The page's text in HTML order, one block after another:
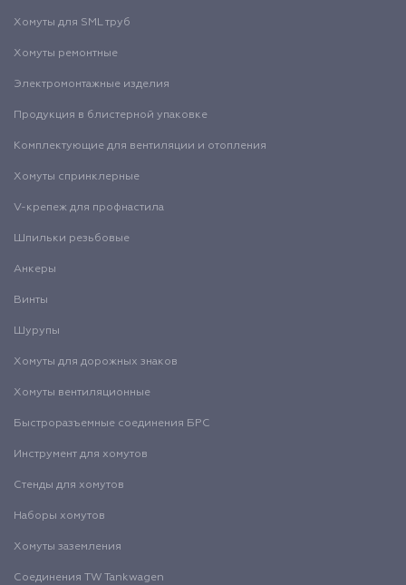
Хомуты для SML труб
Хомуты ремонтные
Электромонтажные изделия
Продукция в блистерной упаковке
Комплектующие для вентиляции и отопления
Хомуты спринклерные
V-крепеж для профнастила
Шпильки резьбовые
Анкеры
Винты
Шурупы
Хомуты для дорожных знаков
Хомуты вентиляционные
Быстроразъемные соединения БРС
Инструмент для хомутов
Стенды для хомутов
Наборы хомутов
Хомуты заземления
Соединения TW Tankwagen